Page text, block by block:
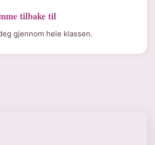
tilbake til
gjennom hele klassen.